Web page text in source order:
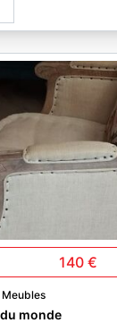
140 €
Meubles
monde